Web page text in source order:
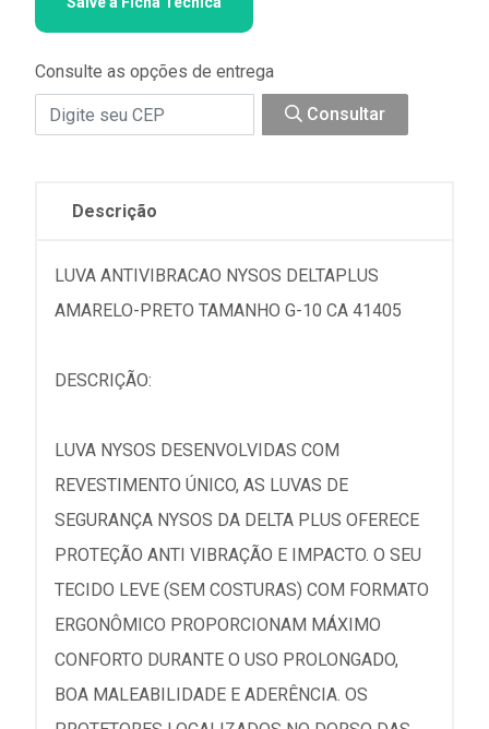
Consulte as opções de entrega
Consultar
Descrição
LUVA ANTIVIBRACAO NYSOS DELTAPLUS
AMARELO-PRETO TAMANHO G-10 CA 41405
DESCRIÇÃO:
LUVA NYSOS DESENVOLVIDAS COM
REVESTIMENTO ÚNICO, AS LUVAS DE
SEGURANÇA NYSOS DA DELTA PLUS OFERECE
PROTEÇÃO ANTI VIBRAÇÃO E IMPACTO. O SEU
TECIDO LEVE (SEM COSTURAS) COM FORMATO
ERGONÔMICO PROPORCIONAM MÁXIMO
CONFORTO DURANTE O USO PROLONGADO,
BOA MALEABILIDADE E ADERÊNCIA. OS